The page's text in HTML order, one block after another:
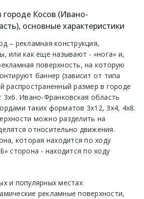
Косов (Ивано-
основные характеристики
– рекламная конструкция,
или как еще называют - «нога» и,
поверхность, на которую
баннер (зависит от типа
распространенный размер в городе
Ивано-Франковская область
таких форматов 3х12, 3х4, 4х8.
можно разделить на
относительно движения.
которая находится по ходу
сторона - находится по ходу
и популярных местах
рекламные поверхности,